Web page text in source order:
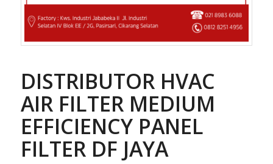
DISTRIBUTOR HVAC
AIR FILTER MEDIUM
EFFICIENCY PANEL
FILTER DF JAYA